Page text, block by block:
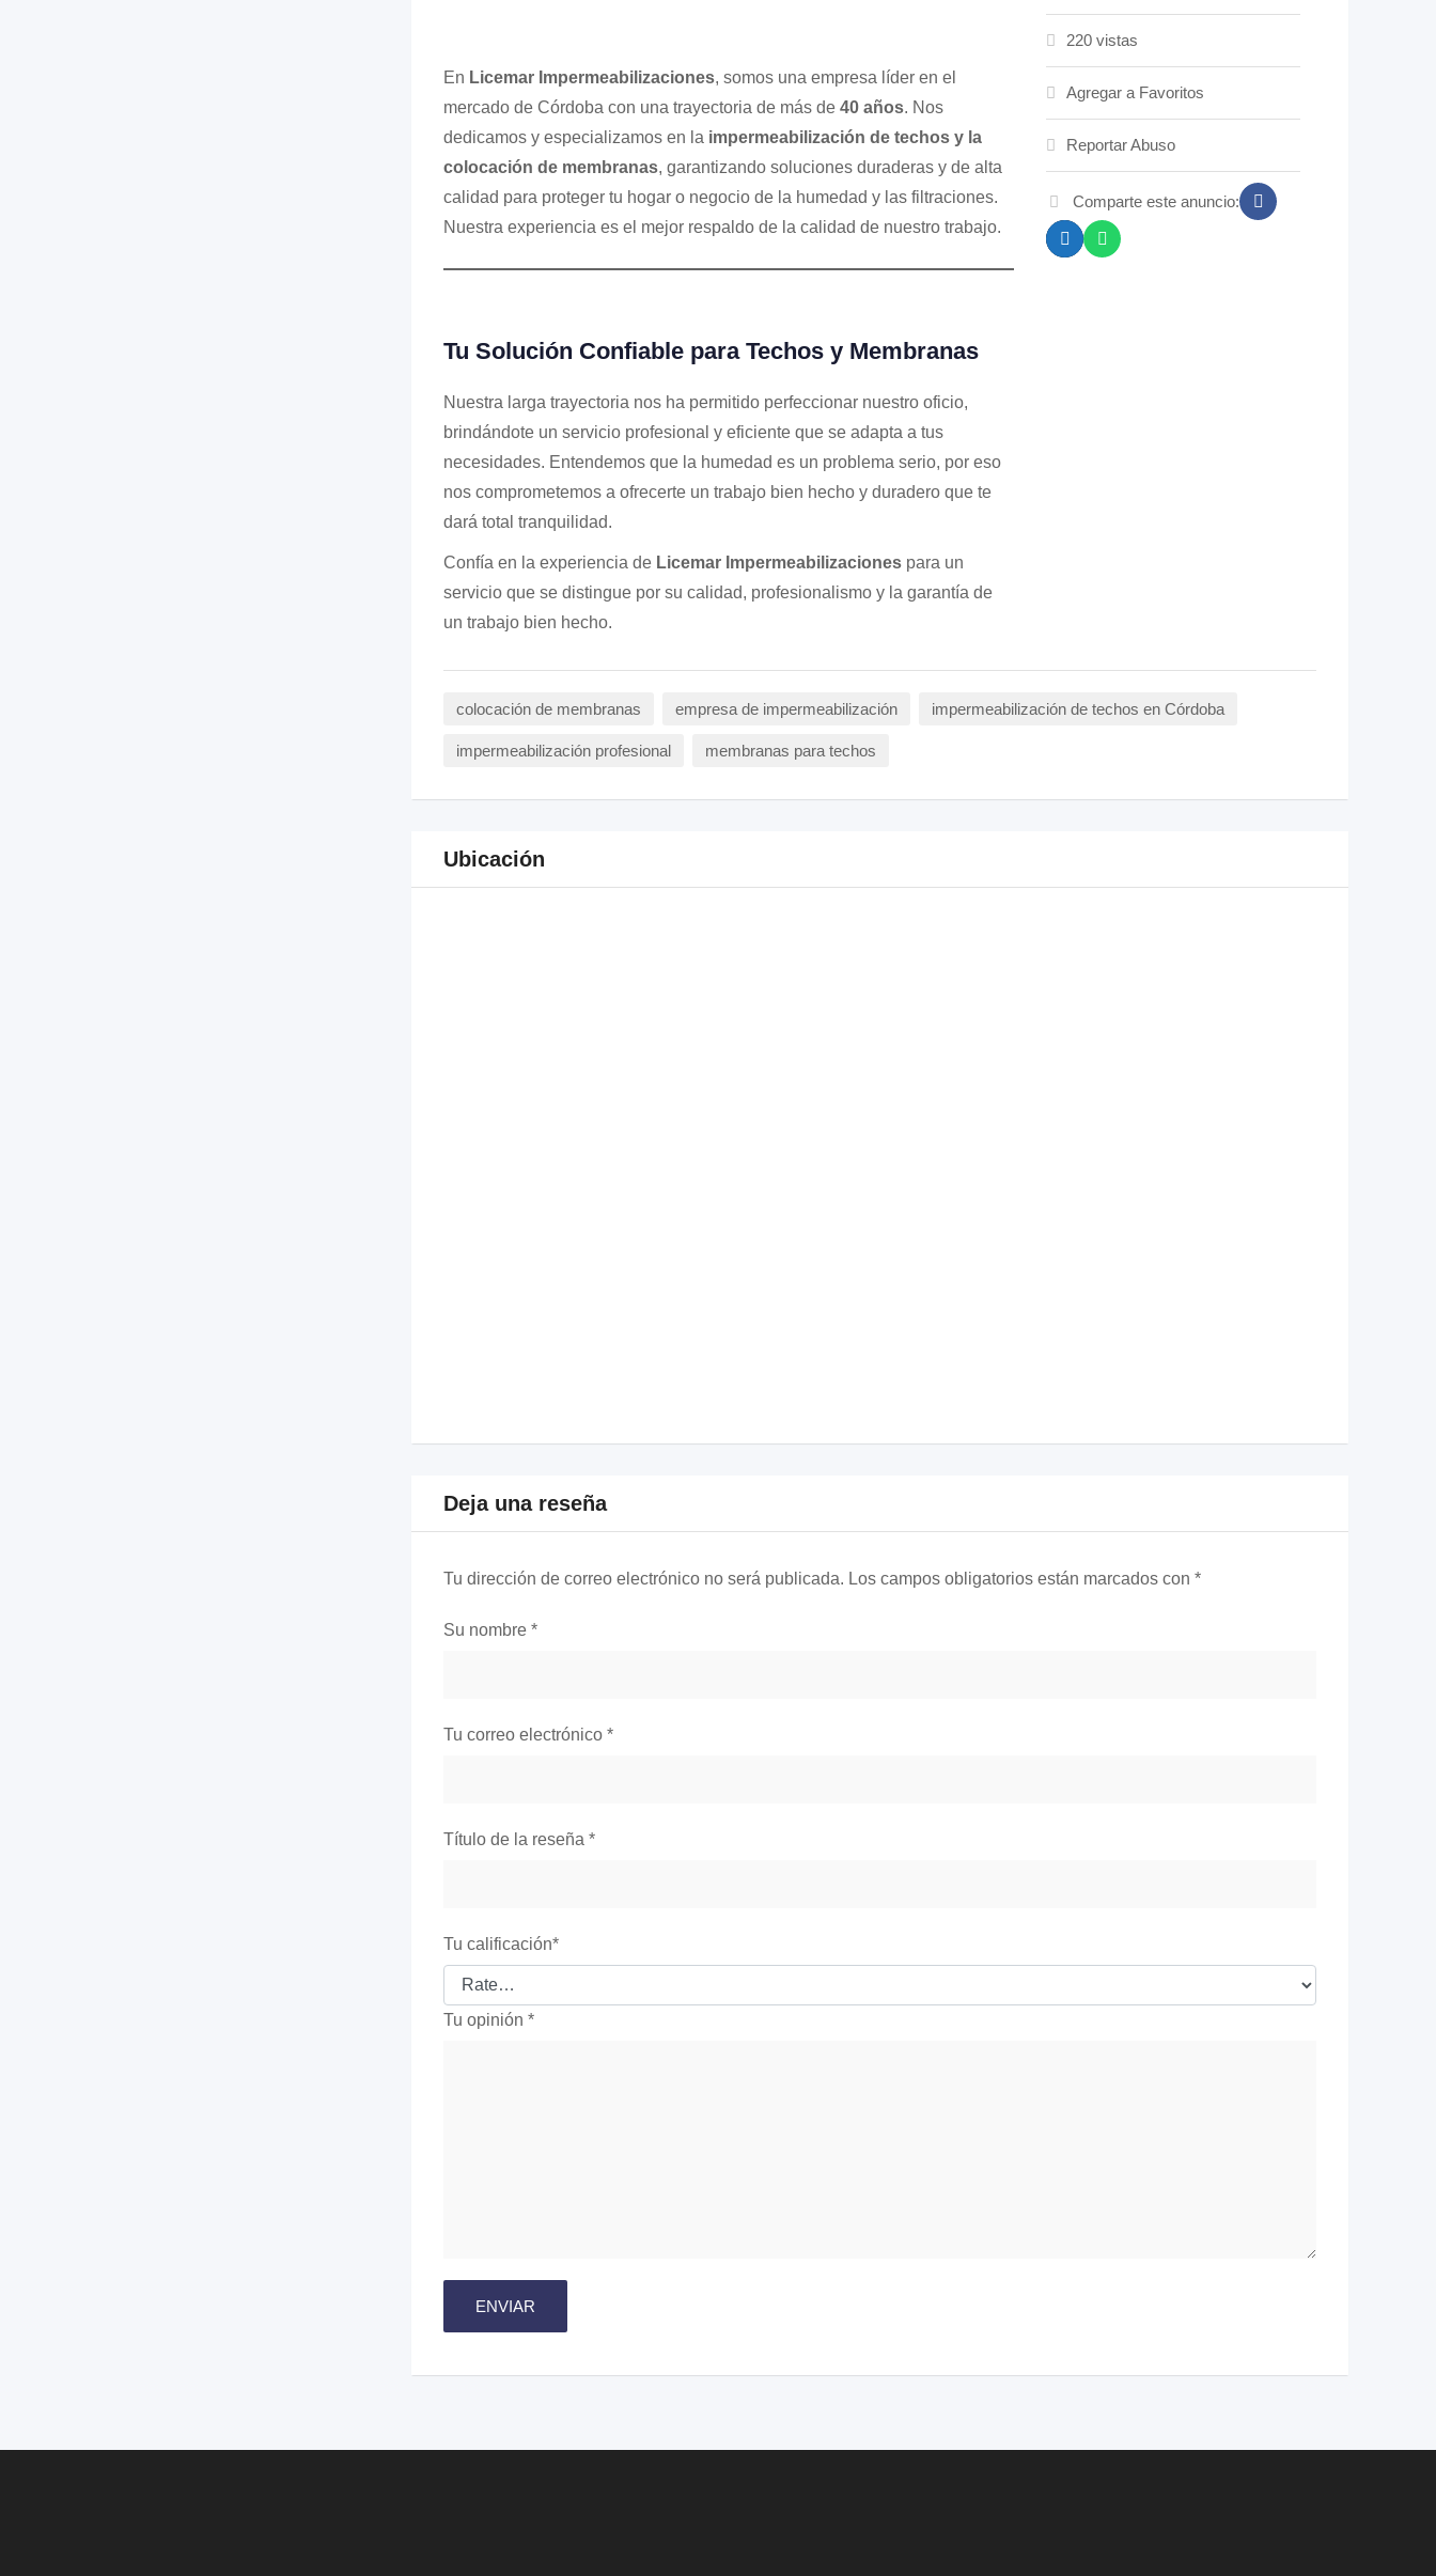
En Licemar Impermeabilizaciones, somos una empresa líder en el
mercado de Córdoba con una trayectoria de más de 40 años. Nos
dedicamos y especializamos en la impermeabilización de techos y la
colocación de membranas, garantizando soluciones duraderas y de alta
calidad para proteger tu hogar o negocio de la humedad y las filtraciones.
Nuestra experiencia es el mejor respaldo de la calidad de nuestro trabajo.
Tu Solución Confiable para Techos y Membranas
Nuestra larga trayectoria nos ha permitido perfeccionar nuestro oficio,
brindándote un servicio profesional y eficiente que se adapta a tus
necesidades. Entendemos que la humedad es un problema serio, por eso
nos comprometemos a ofrecerte un trabajo bien hecho y duradero que te
dará total tranquilidad.
Confía en la experiencia de Licemar Impermeabilizacionespara un
servicio que se distingue por su calidad, profesionalismo y la garantía de
un trabajo bien hecho.
220 vistas
Agregar a Favoritos
Reportar Abuso
Comparte este anuncio:
colocación de membranas empresa de impermeabilización impermeabilización de techos en Córdoba
impermeabilización profesional membranas para techos
Ubicación
Deja una reseña
Tu dirección de correo electrónico no será publicada. Los campos obligatorios están marcados con *
Su nombre *
Tu correo electrónico *
Título de la reseña *
Tu calificación*
Tu opinión *